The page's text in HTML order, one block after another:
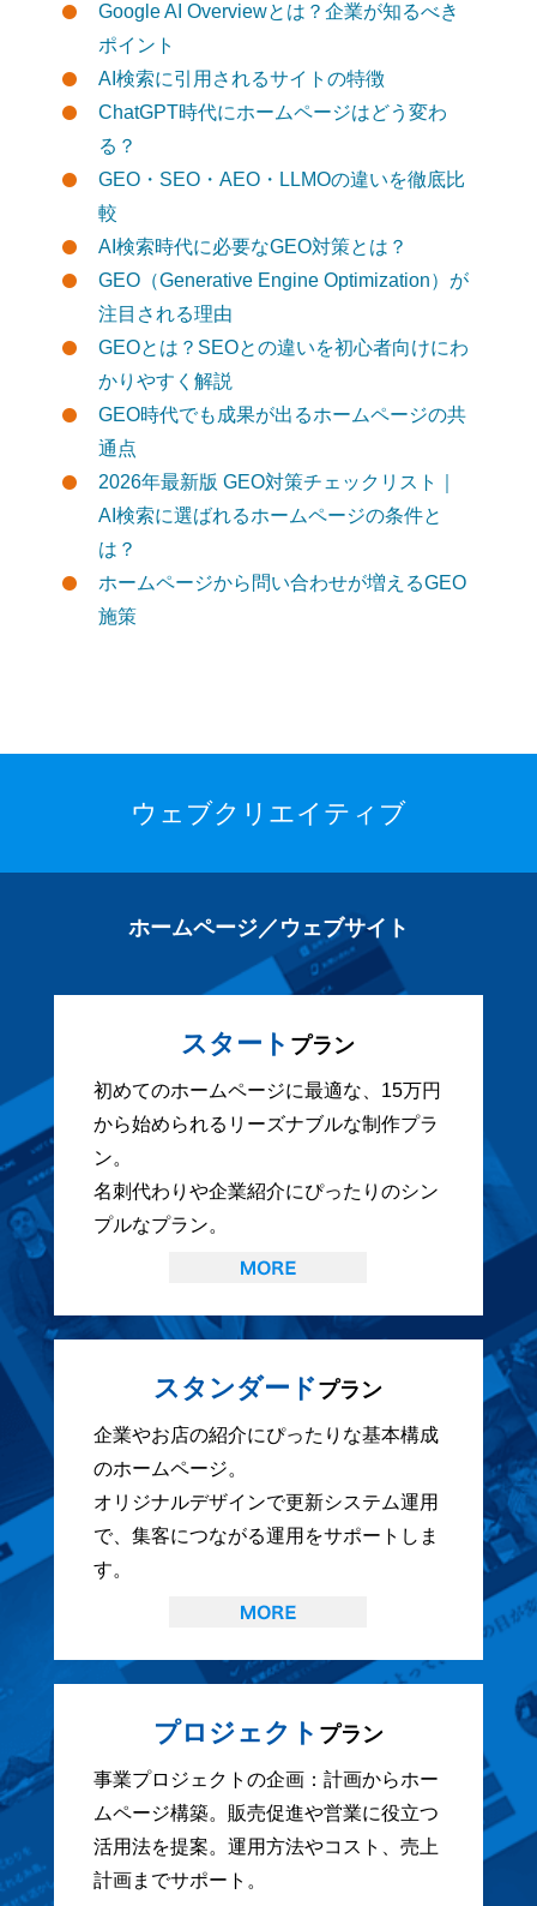
Google AI Overviewとは？企業が知るべき
ポイント
AI検索に引用されるサイトの特徴
ChatGPT時代にホームページはどう変わ
る？
GEO・SEO・AEO・LLMOの違いを徹底比
較
AI検索時代に必要なGEO対策とは？
GEO（Generative Engine Optimization）が
注目される理由
GEOとは？SEOとの違いを初心者向けにわ
かりやすく解説
GEO時代でも成果が出るホームページの共
通点
2026年最新版 GEO対策チェックリスト｜
AI検索に選ばれるホームページの条件と
は？
ホームページから問い合わせが増えるGEO
施策
ウェブクリエイティブ
ホームページ／ウェブサイト
スタート プラン
初めてのホームページに最適な、15万円
から始められるリーズナブルな制作プラ
ン。
名刺代わりや企業紹介にぴったりのシン
プルなプラン。
スタンダードプラン
企業やお店の紹介にぴったりな基本構成
のホームページ。
オリジナルデザインで更新システム運用
で、集客につながる運用をサポートしま
す。
プロジェクト プラン
事業プロジェクトの企画：計画からホー
ムページ構築。販売促進や営業に役立つ
活用法を提案。運用方法やコスト、売上
計画までサポート。